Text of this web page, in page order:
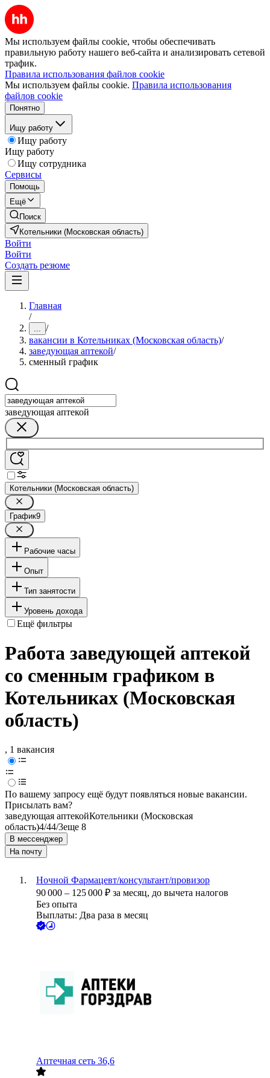
Мы используем файлы cookie, чтобы обеспечивать
правильную работу нашего веб-сайта и анализировать сетевой
трафик.
Правила использования файлов cookie
Мы используем файлы cookie. Правила использования
файлов cookie
Понятно
Ищу работу
Ищу работу
Ищу работу
Ищу сотрудника
Сервисы
Помощь
Ещё
Поиск
Котельники (Московская область)
Войти
Войти
Создать резюме
Главная
/
... /
вакансии в Котельниках (Московская область)/
заведующая аптекой/
сменный график
заведующая аптекой
Котельники (Московская область)
График9
Рабочие часы
Опыт
Тип занятости
Уровень дохода
Ещё фильтры
Работа заведующей аптекой
со сменным графиком в
Котельниках (Московская
область)
, 1 вакансия
По вашему запросу ещё будут появляться новые вакансии.
Присылать вам?
заведующая аптекойКотельники (Московская
область)4/44/3еще 8
В мессенджер
На почту
Ночной Фармацевт/консультант/провизор
90 000 – 125 000 ₽ за месяц, до вычета налогов
Без опыта
Выплаты: Два раза в месяц
Аптечная сеть 36,6